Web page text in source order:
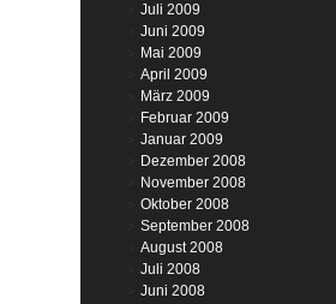
Juli 2009
Juni 2009
Mai 2009
April 2009
März 2009
Februar 2009
Januar 2009
Dezember 2008
November 2008
Oktober 2008
September 2008
August 2008
Juli 2008
Juni 2008